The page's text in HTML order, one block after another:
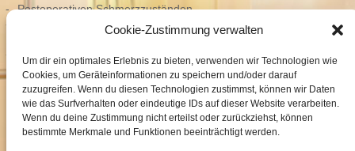
Cookie-Zustimmung verwalten
Um dir ein optimales Erlebnis zu bieten, verwenden wir Technologien wie
Cookies, um Geräteinformationen zu speichern und/oder darauf
zuzugreifen. Wenn du diesen Technologien zustimmst, können wir Daten
wie das Surfverhalten oder eindeutige IDs auf dieser Website verarbeiten.
Wenn du deine Zustimmung nicht erteilst oder zurückziehst, können
bestimmte Merkmale und Funktionen beeinträchtigt werden.
Postoperativen Schmerzzuständen
Akuten Schmerzen der Wirbelsäule, z.B. bei „Hexenschuß“ oder
Die Behandlung umfasst in der Regel 3 bis 5 Infusionen.
© DR. MED. MATTHIAS KNÖRINGER - Facharzt für Physikalische und
Rehabilitative Medizin - Reichenaustr. 13, 78467 KonstanzImpressum
Datenschutz